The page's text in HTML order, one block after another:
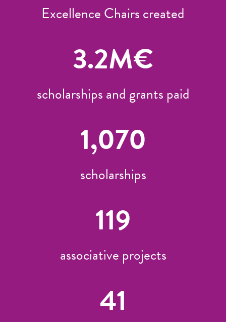
Excellence Chairs created
3.2M€
scholarships and grants paid
1,070
scholarships
119
associative projects
41